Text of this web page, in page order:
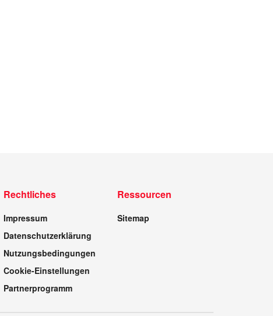
Rechtliches
Impressum
Datenschutzerklärung
Nutzungsbedingungen
Cookie-Einstellungen
Partnerprogramm
Ressourcen
Sitemap